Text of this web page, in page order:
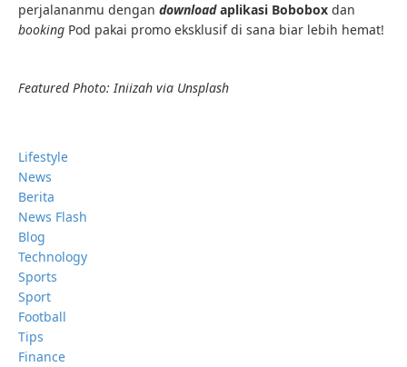
perjalananmu dengan downloadaplikasi Bobobox dan
booking Pod pakai promo eksklusif di sana biar lebih hemat!
Featured Photo: Iniizah via Unsplash
Lifestyle
News
Berita
News Flash
Blog
Technology
Sports
Sport
Football
Tips
Finance